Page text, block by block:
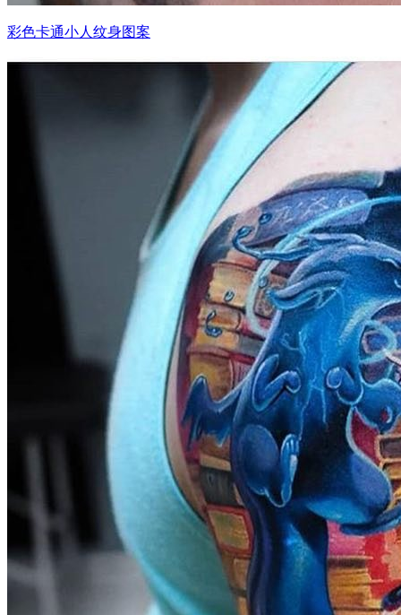
彩色卡通小人纹身图案